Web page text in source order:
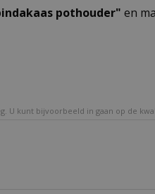
pothouder" en
kunt bijvoorbeeld in gaan op de